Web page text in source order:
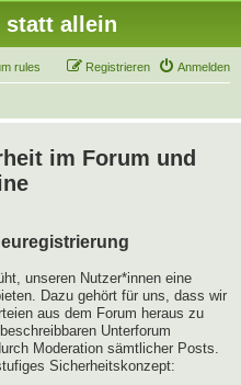
statt allein
rules Anmelden
Registrieren
im Forum und
unseren Nutzer*innen eine
Dazu gehört für uns, dass wir
aus dem Forum heraus zu
Unterforum
Moderation sämtlicher Posts.
Sicherheitskonzept: